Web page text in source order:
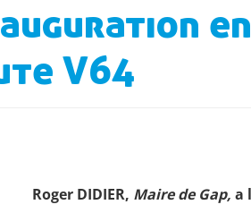
V64
Roger DIDIER, Maire de Gap,a